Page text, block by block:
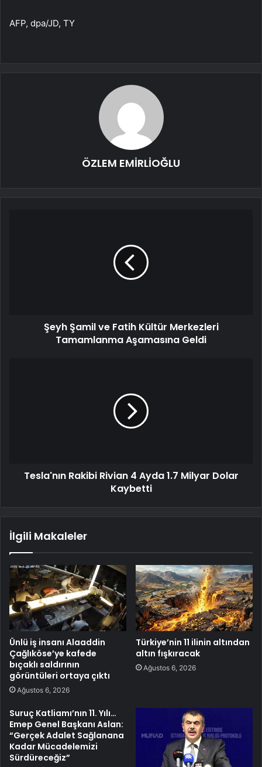
AFP, dpa/JD, TY
ÖZLEM EMİRLİOĞLU
Şeyh Şamil ve Fatih Kültür Merkezleri
Tamamlanma Aşamasına Geldi
Tesla'nın Rakibi Rivian 4 Ayda 1.7 Milyar Dolar
Kaybetti
İlgili Makaleler
Ünlü iş insanı Alaaddin
Çağlıköse’ye kafede
bıçaklı saldırının
görüntüleri ortaya çıktı
Ağustos 6, 2026
Türkiye’nin 11 ilinin altından
altın fışkıracak
Ağustos 6, 2026
Suruç Katliamı’nın 11. Yılı…
Emep Genel Başkanı Aslan:
“Gerçek Adalet Sağlanana
Kadar Mücadelemizi
Sürdüreceğiz”